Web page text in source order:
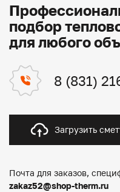
подбор
для любого
8 (831)
Загрузить
Почта для заказов,
zakaz52@shop-therm.ru